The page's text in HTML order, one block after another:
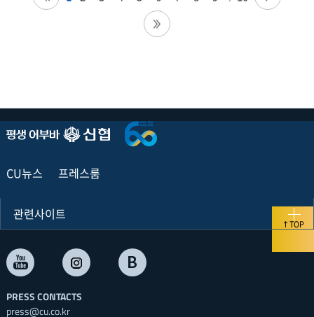
CU뉴스 프레스룸
관련사이트
PRESS CONTACTS
press@cu.co.kr
TOP